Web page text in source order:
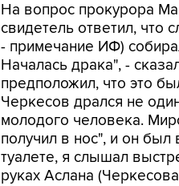
На вопрос прокурора
свидетель ответил, что
- примечание ИФ)
Началась драка", -
предположил, что это
Черкесов дрался не
молодого человека.
получил в нос", и он
туалете, я слышал
руках Аслана